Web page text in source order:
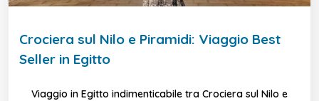
Crociera sul Nilo e Piramidi: Viaggio Best
Seller in Egitto
Viaggio in Egitto indimenticabile tra Crociera sul Nilo e